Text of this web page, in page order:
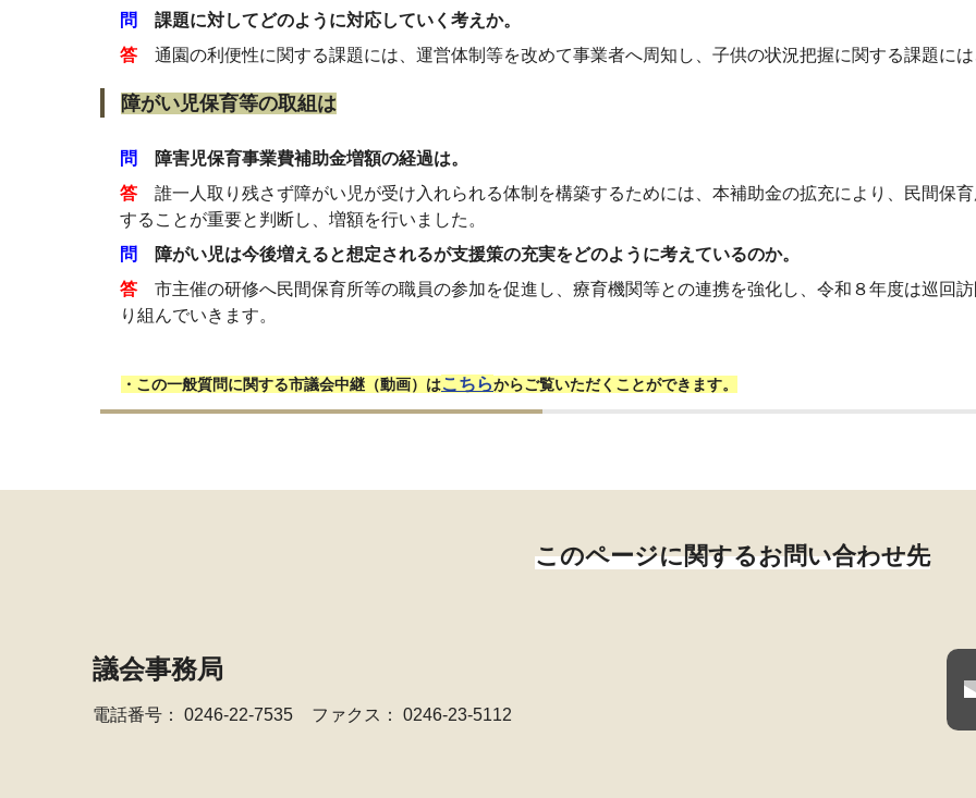
問
課題に対してどのように対応していく考えか。
答
通園の利便性に関する課題には、運営体制等を改めて事業者へ周知し、子供の状況把握に関する課題に
障がい児保育等の取組は
問
障害児保育事業費補助金増額の経過は。
答 誰一人取り残さず障がい児が受け入れられる体制を構築するためには、本補助金の拡充により、民間保
することが重要と判断し、増額を行いました。
問
障がい児は今後増えると想定されるが支援策の充実をどのように考えているのか。
答
市主催の研修へ民間保育所等の職員の参加を促進し、療育機関等との連携を強化し、令和８年度は巡回
り組んでいきます。
・この一般質問に関する市議会中継（動画）はこちらからご覧いただくことができます。
このページに関するお問い合わせ先
議会事務局
電話番号： 0246-22-7535 ファクス： 0246-23-5112